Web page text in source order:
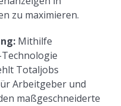
zu maximieren.
Mithilfe
Totaljobs
Arbeitgeber und
maßgeschneiderte